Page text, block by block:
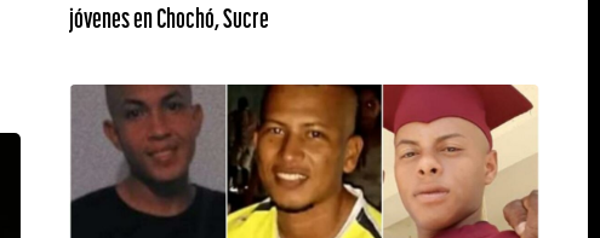
jóvenes en Chochó, Sucre